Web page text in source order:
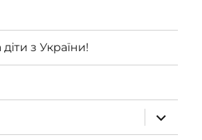
з України!
öffnen